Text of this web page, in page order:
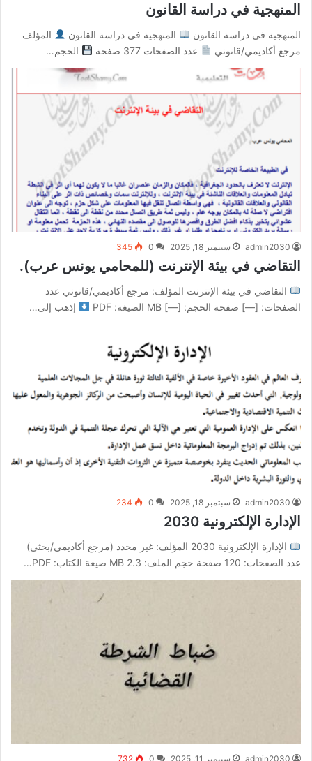
المنهجية في دراسة القانون
المنهجية في دراسة القانون المنهجية في دراسة القانون
المؤلف
مرجع أكاديمي/قانوني
عدد الصفحات 377 صفحة الحجم…
admin2030 سبتمبر 18, 2025 0
345
التقاضي في بيئة الإنترنت (للمحامي يونس عرب).
التقاضي في بيئة الإنترنت المؤلف: مرجع أكاديمي/قانوني عدد
الصفحات: [—] صفحة الحجم: [—] MB الصيغة: PDF
إذهب إلى…
admin2030 سبتمبر 18, 2025 0
234
الإدارة الإلكترونية 2030
الإدارة الإلكترونية 2030 المؤلف: غير محدد (مرجع أكاديمي/بحثي)
عدد الصفحات: 120 صفحة حجم الملف: 2.3 MB صيغة الكتاب: PDF…
admin2030 سبتمبر 11, 2025 0
732